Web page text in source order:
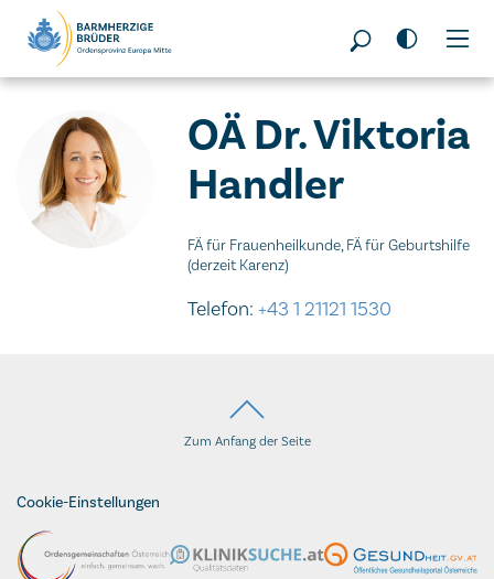
Seitenbereiche:
OÄ Dr. Viktoria
Handler
FÄ für Frauenheilkunde, FÄ für Geburtshilfe
(derzeit Karenz)
Telefon:+43 1 21121 1530
Zum Anfang der Seite
Cookie-Einstellungen